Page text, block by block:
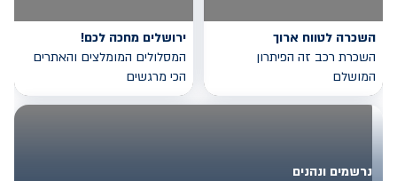
השכרה לטווח ארוך
השכרת רכב זה הפיתרון
המושלם
ירושלים מחכה לכם!
המסלולים המומלצים והאתרים
הכי מרגשים
נרשמים ונהנים